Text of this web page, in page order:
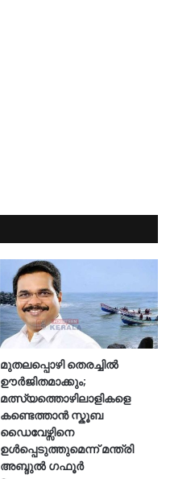
മുതലപ്പൊഴി തെരച്ചിൽ
ഊർജിതമാക്കും;
മത്സ്യത്തൊഴിലാളികളെ
കണ്ടെത്താൻ സ്കൂബ
ഡൈവേഴ്സിനെ
ഉൾപ്പെടുത്തുമെന്ന് മന്ത്രി
അബ്ദുൽ ഗഫൂർ